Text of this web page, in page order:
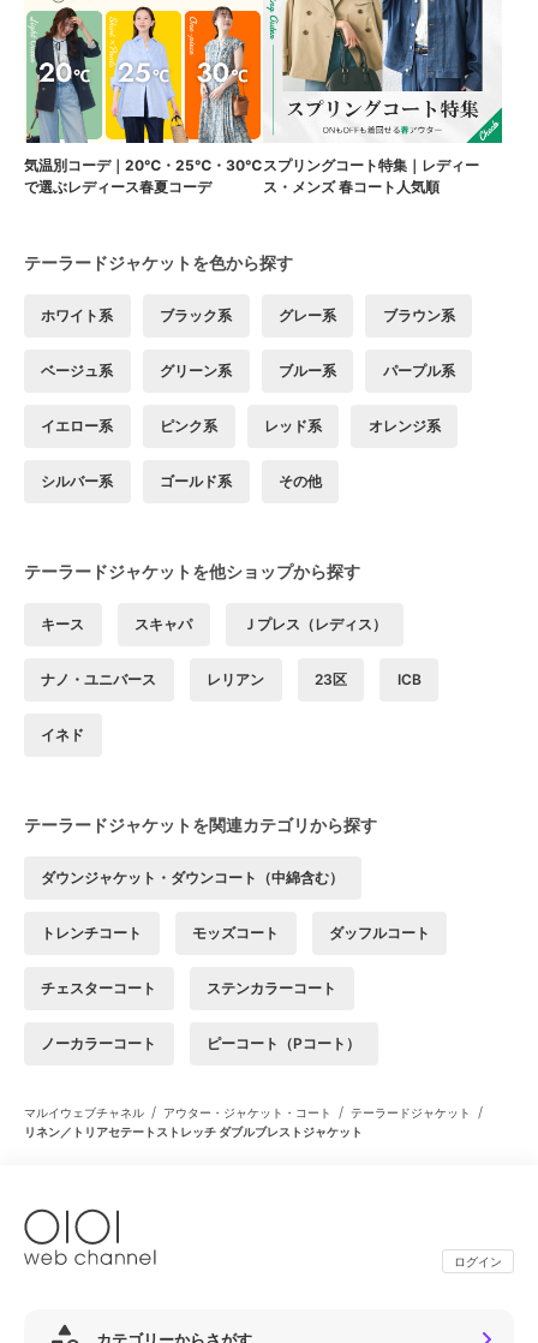
気温別コーデ｜20℃・25℃・30℃
で選ぶレディース春夏コーデ
スプリングコート特集｜レディー
ス・メンズ 春コート人気順
テーラードジャケットを色から探す
ホワイト系 ブラック系 グレー系 ブラウン系
ベージュ系 グリーン系 ブルー系 パープル系
イエロー系 ピンク系 レッド系 オレンジ系
シルバー系 ゴールド系 その他
テーラードジャケットを他ショップから探す
キース スキャパ Ｊプレス（レディス）
ナノ・ユニバース レリアン 23区 ICB
イネド
テーラードジャケットを関連カテゴリから探す
ダウンジャケット・ダウンコート（中綿含む）
トレンチコート モッズコート ダッフルコート
チェスターコート ステンカラーコート
ノーカラーコート ピーコート（Pコート）
マルイウェブチャネル / アウター・ジャケット・コート / テーラードジャケット /
リネン／トリアセテートストレッチ ダブルブレストジャケット
ログイン
カテゴリーからさがす